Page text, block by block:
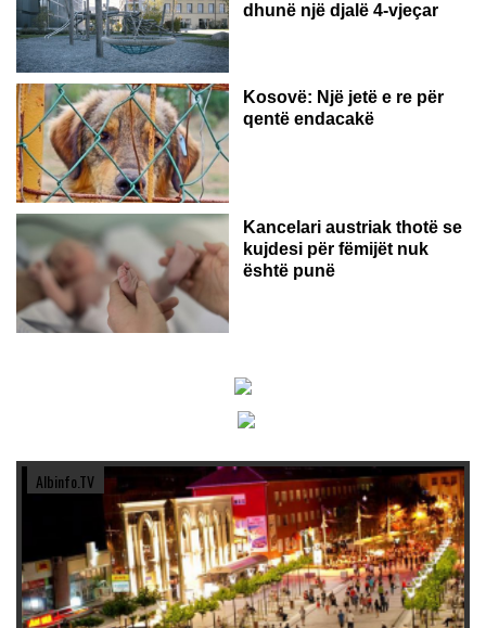
dhunë një djalë 4-vjeçar
Kosovë: Një jetë e re për
qentë endacakë
Kancelari austriak thotë se
kujdesi për fëmijët nuk
është punë
Albinfo.TV